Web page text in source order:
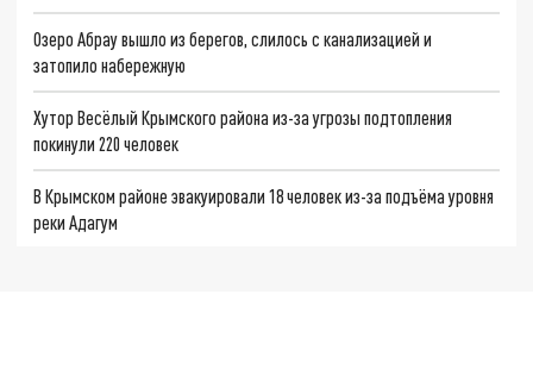
Озеро Абрау вышло из берегов, слилось с канализацией и
затопило набережную
Хутор Весёлый Крымского района из-за угрозы подтопления
покинули 220 человек
В Крымском районе эвакуировали 18 человек из-за подъёма уровня
реки Адагум